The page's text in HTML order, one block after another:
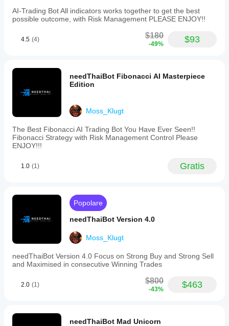
lot
size
1
of
$1,000.
2019
to
March
leverage
500,
day
with
trade
frequency.
bot
AI-Trading Bot All indicators works together to get the best
possible outcome, with Risk Management PLEASE ENJOY!!
4.5 (4) $180
-49% $93
needThaiBot Fibonacci AI Masterpiece
Edition
Moss_Klugt
The Best Fibonacci AI Trading Bot You Have Ever Seen!!
Fibonacci Strategy with Risk Management Control Please
ENJOY!!!
1.0 (1) Gratis
Popolare
needThaiBot Version 4.0
Moss_Klugt
needThaiBot Version 4.0 Focus on Strong Buy and Strong Sell
and Maximised in consecutive Winning Trades
2.0 (1) $800
-43% $463
needThaiBot Mad Unicorn